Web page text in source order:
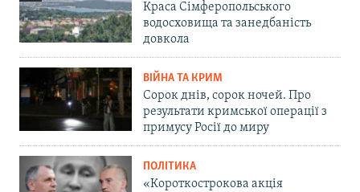
Краса Сімферопольського
водосховища та занедбаність
довкола
ВІЙНА ТА КРИМ
Сорок днів, сорок ночей. Про
результати кримської операції з
примусу Росії до миру
ПОЛІТИКА
«Короткострокова акція